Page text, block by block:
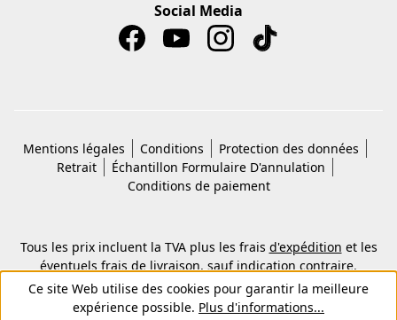
Social Media
Mentions légales Conditions
Protection des données
Retrait
Échantillon Formulaire D'annulation
Conditions de paiement
Tous les prix incluent la TVA plus les frais d'expédition et les
éventuels frais de livraison, sauf indication contraire.
© 2026 Copyright © Kwon KG. Tous droits réservés.
Ce site Web utilise des cookies pour garantir la meilleure
expérience possible. Plus d'informations...